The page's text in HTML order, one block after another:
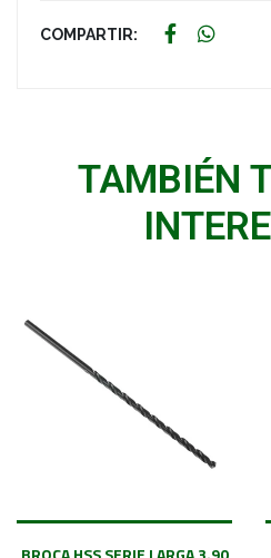
COMPARTIR:
TAMBIÉN